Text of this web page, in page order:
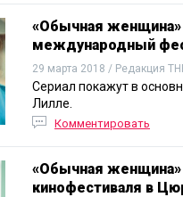
«Обычная женщина»
международный
29 марта 2018 / Редакция
Сериал покажут в
Лилле.
Комментировать
«Обычная женщина»
кинофестиваля в